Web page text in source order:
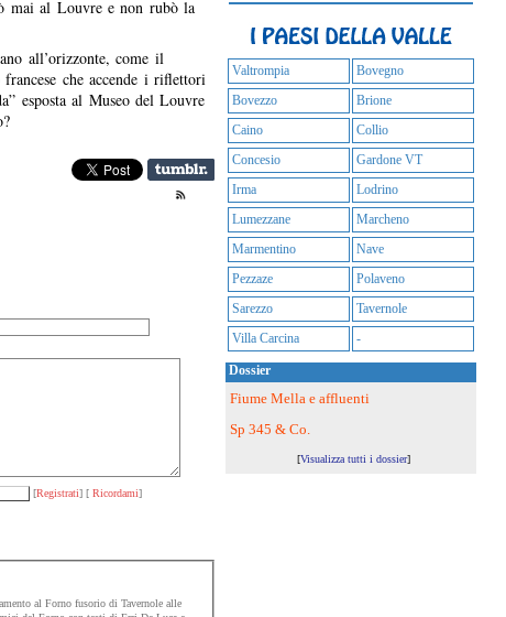
mai al Louvre e non rubò la
all’orizzonte, come il
che accende i riflettori
esposta al Museo del Louvre
[Registrati] [ Ricordami]
al Forno fusorio di Tavernole alle
Valtrompia
Bovegno
Bovezzo
Brione
Caino
Collio
Concesio
Gardone VT
Irma
Lodrino
Lumezzane
Marcheno
Marmentino
Nave
Pezzaze
Polaveno
Sarezzo
Tavernole
Villa Carcina
-
Dossier
Fiume Mella e affluenti
Sp 345 & Co.
[Visualizza tutti i dossier]